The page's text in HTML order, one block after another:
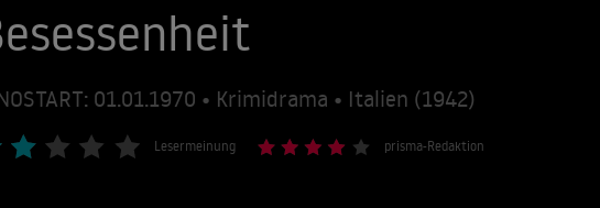
01.01.1970 • Krimidrama • Italien (1942)
Lesermeinung prisma-Redaktion